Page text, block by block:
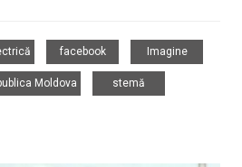
facebook
Imagine
Moldova
stemă